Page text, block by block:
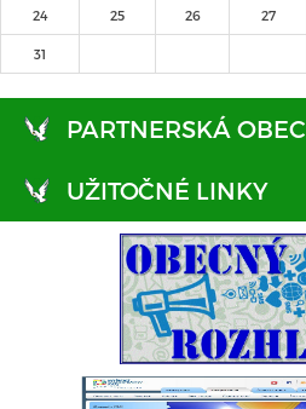
24 25 26 27
31
PARTNERSKÁ OBEC
UŽITOČNÉ LINKY